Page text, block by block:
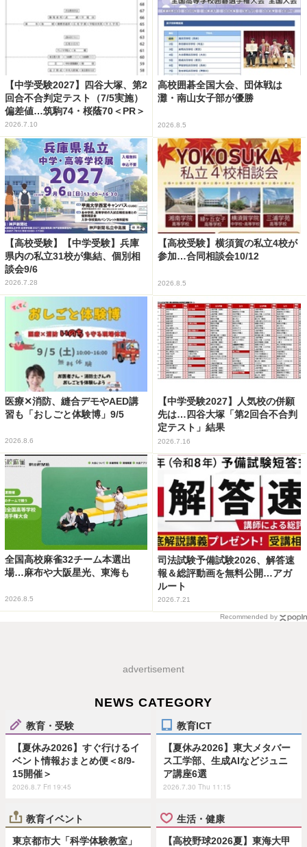
【中学受験2027】四谷大塚、第2
回合不合判定テスト（7/5実施）
偏差値…筑駒74・桜蔭70＜PR＞
2026.7.10
高校囲碁全国大会、団体戦は
灘・南山女子部が優勝
2026.8.5
【高校受験】【中学受験】兵庫
県内の私立31校が集結、個別相
談会9/6
2026.7.28
【高校受験】横須賀の私立4校が
参加…合同相談会10/12
2026.8.5
医療✕消防、縫合デモやAED講
習も「おしごと体験博」9/5
2026.8.6
【中学受験2027】人気校の併願
先は…四谷大塚「第2回合不合判
定テスト」結果
2026.7.16
全国高校麻雀32チーム本選出
場…麻布や大阪星光、東海も
2026.8.5
司法試験予備試験2026、解答速
報＆総評動画を無料公開…アガ
ルート
2026.7.21
Recommended by
advertisement
NEWS CATEGORY
教育・受験
【夏休み2026】すぐ行けるイ
ベント情報おまとめ便＜8/9-
15開催＞
2026.8.7 Fri 19:45
教育ICT
【夏休み2026】東大メタバー
ス工学部、生成AIなどジュニ
ア講座6選
2026.7.30 Thu 11:15
教育イベント
東京都市大「科学体験教室」
生活・健康
【高校野球2026夏】東海大甲